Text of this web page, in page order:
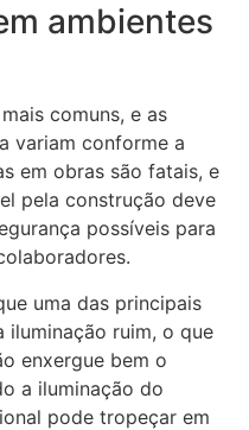
ambientes
comuns, e as
variam conforme a
em obras são fatais, e
pela construção deve
possíveis para
uma das principais
iluminação ruim, o que
enxergue bem o
a iluminação do
pode tropeçar em